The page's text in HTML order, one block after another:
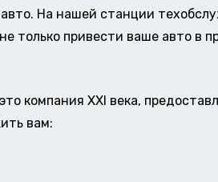
На нашей станции
только привести ваше авто в
компания XXI века,
вам: